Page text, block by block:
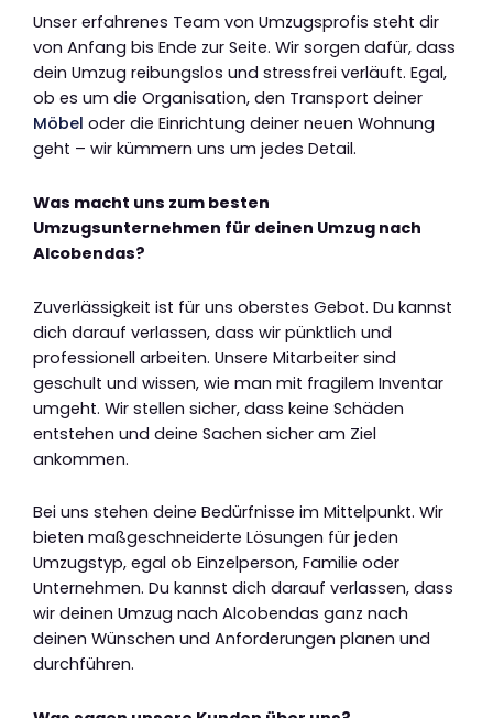
Unser erfahrenes Team von Umzugsprofis steht dir
von Anfang bis Ende zur Seite. Wir sorgen dafür, dass
dein Umzug reibungslos und stressfrei verläuft. Egal,
ob es um die Organisation, den Transport deiner
Möbel oder die Einrichtung deiner neuen Wohnung
geht – wir kümmern uns um jedes Detail.
Was macht uns zum besten
Umzugsunternehmen für deinen Umzug nach
Alcobendas?
Zuverlässigkeit ist für uns oberstes Gebot. Du kannst
dich darauf verlassen, dass wir pünktlich und
professionell arbeiten. Unsere Mitarbeiter sind
geschult und wissen, wie man mit fragilem Inventar
umgeht. Wir stellen sicher, dass keine Schäden
entstehen und deine Sachen sicher am Ziel
ankommen.
Bei uns stehen deine Bedürfnisse im Mittelpunkt. Wir
bieten maßgeschneiderte Lösungen für jeden
Umzugstyp, egal ob Einzelperson, Familie oder
Unternehmen. Du kannst dich darauf verlassen, dass
wir deinen Umzug nach Alcobendas ganz nach
deinen Wünschen und Anforderungen planen und
durchführen.